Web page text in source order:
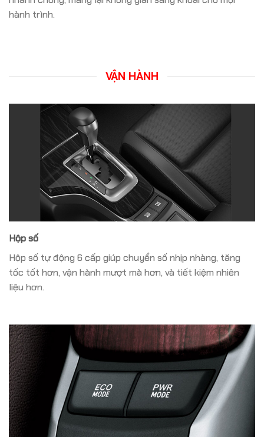
hành trình.
VẬN HÀNH
Hộp số
Hộp số tự động 6 cấp giúp chuyển số nhịp nhàng, tăng
tốc tốt hơn, vận hành mượt mà hơn, và tiết kiệm nhiên
liệu hơn.